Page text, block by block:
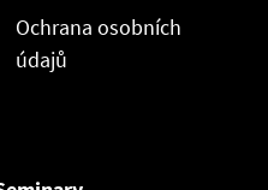
Ochrana osobních
údajů